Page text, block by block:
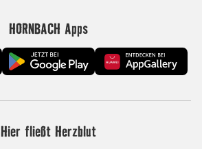
HORNBACH Apps
Hier fließt Herzblut